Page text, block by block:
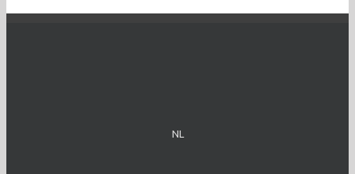
NL